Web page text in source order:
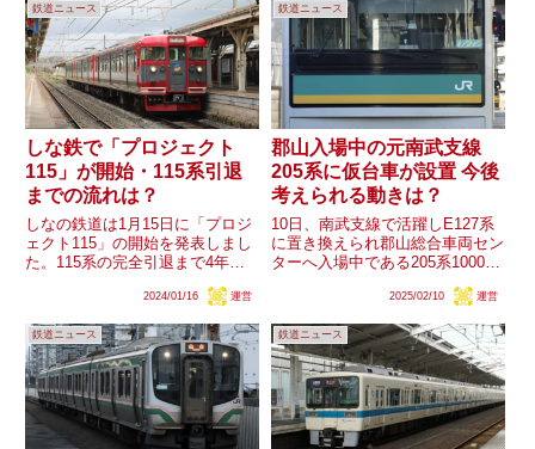
れる方針が明らかとなりました。
「装置を搭載した営業列車の相互
乗り...
策となる為か、同線区で運用され
る323系の写真が添付され...
鉄道ニュース
しな鉄で「プロジェクト
115」が開始・115系引退
までの流れは？
しなの鉄道は1月15日に「プロジ
ェクト115」の開始を発表しまし
た。115系の完全引退まで4年と
変更を含む各種企画を行うとのこ
進む新型SR1系は、その導入計画
から遅くとも2028年...
2024/01/16 運営
鉄道ニュース
郡山入場中の元南武支線
205系に仮台車が設置 今後
考えられる動きは？
10日、南武支線で活躍しE127系
に置き換えられ郡山総合車両セン
ターへ入場中である205系1000番
の車両に仮台車が設置されたこと
体も行われますが、仮台車の設置
は通常解体をす...
2025/02/10 運営
鉄道ニュース 鉄道ニュース